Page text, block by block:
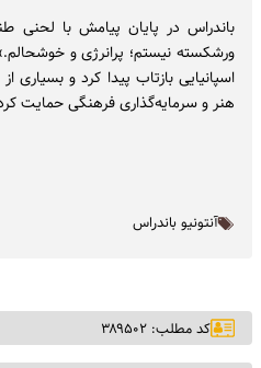
باندراس در پایان پیامش با لحنی
ورشکسته نیستم؛ پرانرژی و
اسپانیایی بازتاب پیدا کرد و بسیاری
هنر و سرمایه‌گذاری فرهنگی حمایت
آنتونیو باندراس
کد مطلب: ۳۸۹۵۰۲